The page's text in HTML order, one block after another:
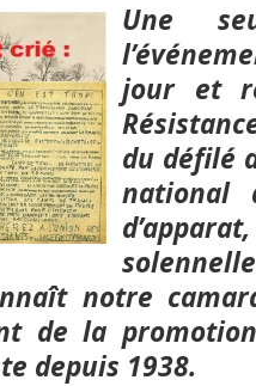
Une
jour et
du défilé
national
notre
de la
depuis 1938.